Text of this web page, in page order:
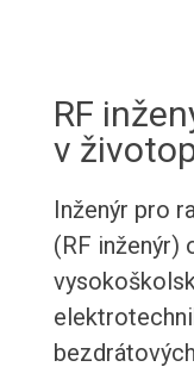
RF
v
Inženýr pro
(RF inženýr)